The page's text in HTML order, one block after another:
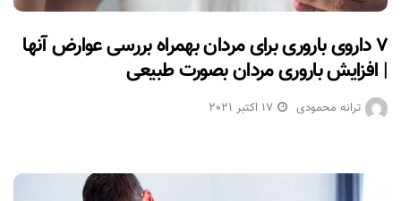
۷ داروی باروری برای مردان بهمراه بررسی عوارض آنها
| افزایش باروری مردان بصورت طبیعی
ترانه محمودی 17 اکتبر 2021